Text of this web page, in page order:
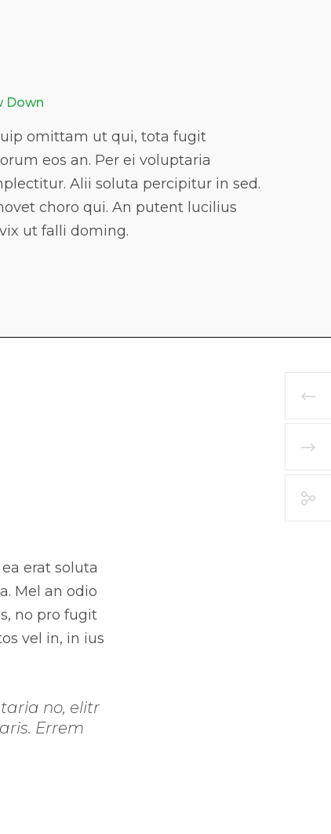
Down
omittam ut qui, tota fugit
eos an. Per ei voluptaria
Alii soluta percipitur in sed.
choro qui. An putent lucilius
ut falli doming.
erat soluta
Mel an odio
no pro fugit
vel in, in ius
no, elitr
Errem